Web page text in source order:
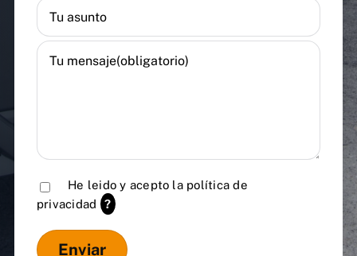
He leido y acepto la política de
privacidad
?